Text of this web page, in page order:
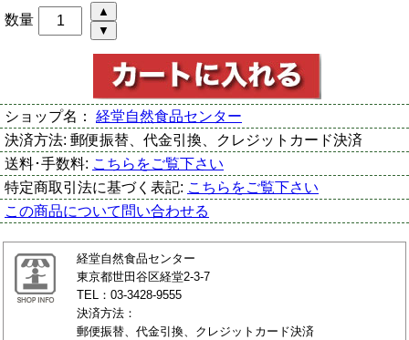
数量
ショップ名： 経堂自然食品センター
決済方法: 郵便振替、代金引換、クレジットカード決済
送料･手数料: こちらをご覧下さい
特定商取引法に基づく表記: こちらをご覧下さい
この商品について問い合わせる
経堂自然食品センター
東京都世田谷区経堂2-3-7
TEL：03-3428-9555
決済方法：
郵便振替、代金引換、クレジットカード決済